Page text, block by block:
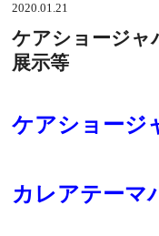
2020.01.21
ケアショージャ
展示等
ケアショージ
カレアテー